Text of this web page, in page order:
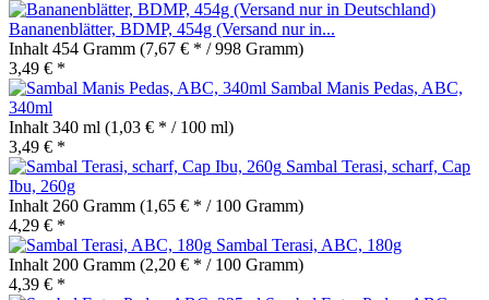
Bananenblätter, BDMP, 454g (Versand nur in...
Inhalt 454 Gramm (7,67 € * / 998 Gramm)
3,49 € *
Sambal Manis Pedas, ABC,
340ml
Inhalt 340 ml (1,03 € * / 100 ml)
3,49 € *
Sambal Terasi, scharf, Cap
Ibu, 260g
Inhalt 260 Gramm (1,65 € * / 100 Gramm)
4,29 € *
Sambal Terasi, ABC, 180g
Inhalt 200 Gramm (2,20 € * / 100 Gramm)
4,39 € *